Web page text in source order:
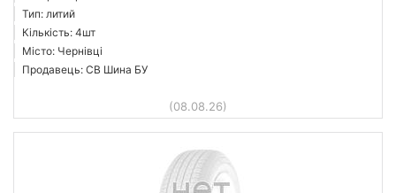
Тип: литий
Кількість: 4шт
Місто: Чернівці
Продавець: СВ Шина БУ
(08.08.26)